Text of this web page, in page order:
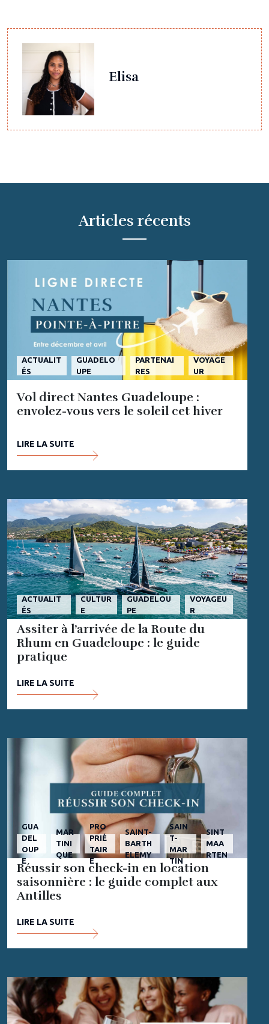
Elisa
Articles récents
ACTUALIT
ÉS
GUADELO
UPE
PARTENAI
RES
VOYAGE
UR
Vol direct Nantes Guadeloupe :
envolez-vous vers le soleil cet hiver
LIRE LA SUITE
ACTUALIT
ÉS
CULTUR
E
GUADELOU
PE
VOYAGEU
R
Assiter à l’arrivée de la Route du
Rhum en Guadeloupe : le guide
pratique
LIRE LA SUITE
GUA
DEL
OUP
E
MAR
TINI
QUE
PRO
PRIÉ
TAIR
E
SAINT-
BARTH
ELEMY
SAIN
T-
MAR
TIN
SINT
MAA
RTEN
Réussir son check-in en location
saisonnière : le guide complet aux
Antilles
LIRE LA SUITE